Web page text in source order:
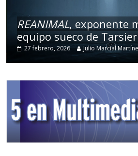
REANIMAL, exponente
equipo sueco de
27 febrero, 2026 Julio Marcial